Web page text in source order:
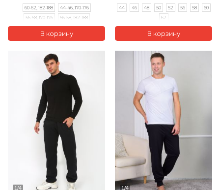
60-62, 182-188
44-46, 170-176
56-58, 170-176
56-58, 182-188
60-62, 170-176
48-50, 182-188
52-54, 170-176
48-50, 170-176
44 46 48 50 52 56 58
60
62